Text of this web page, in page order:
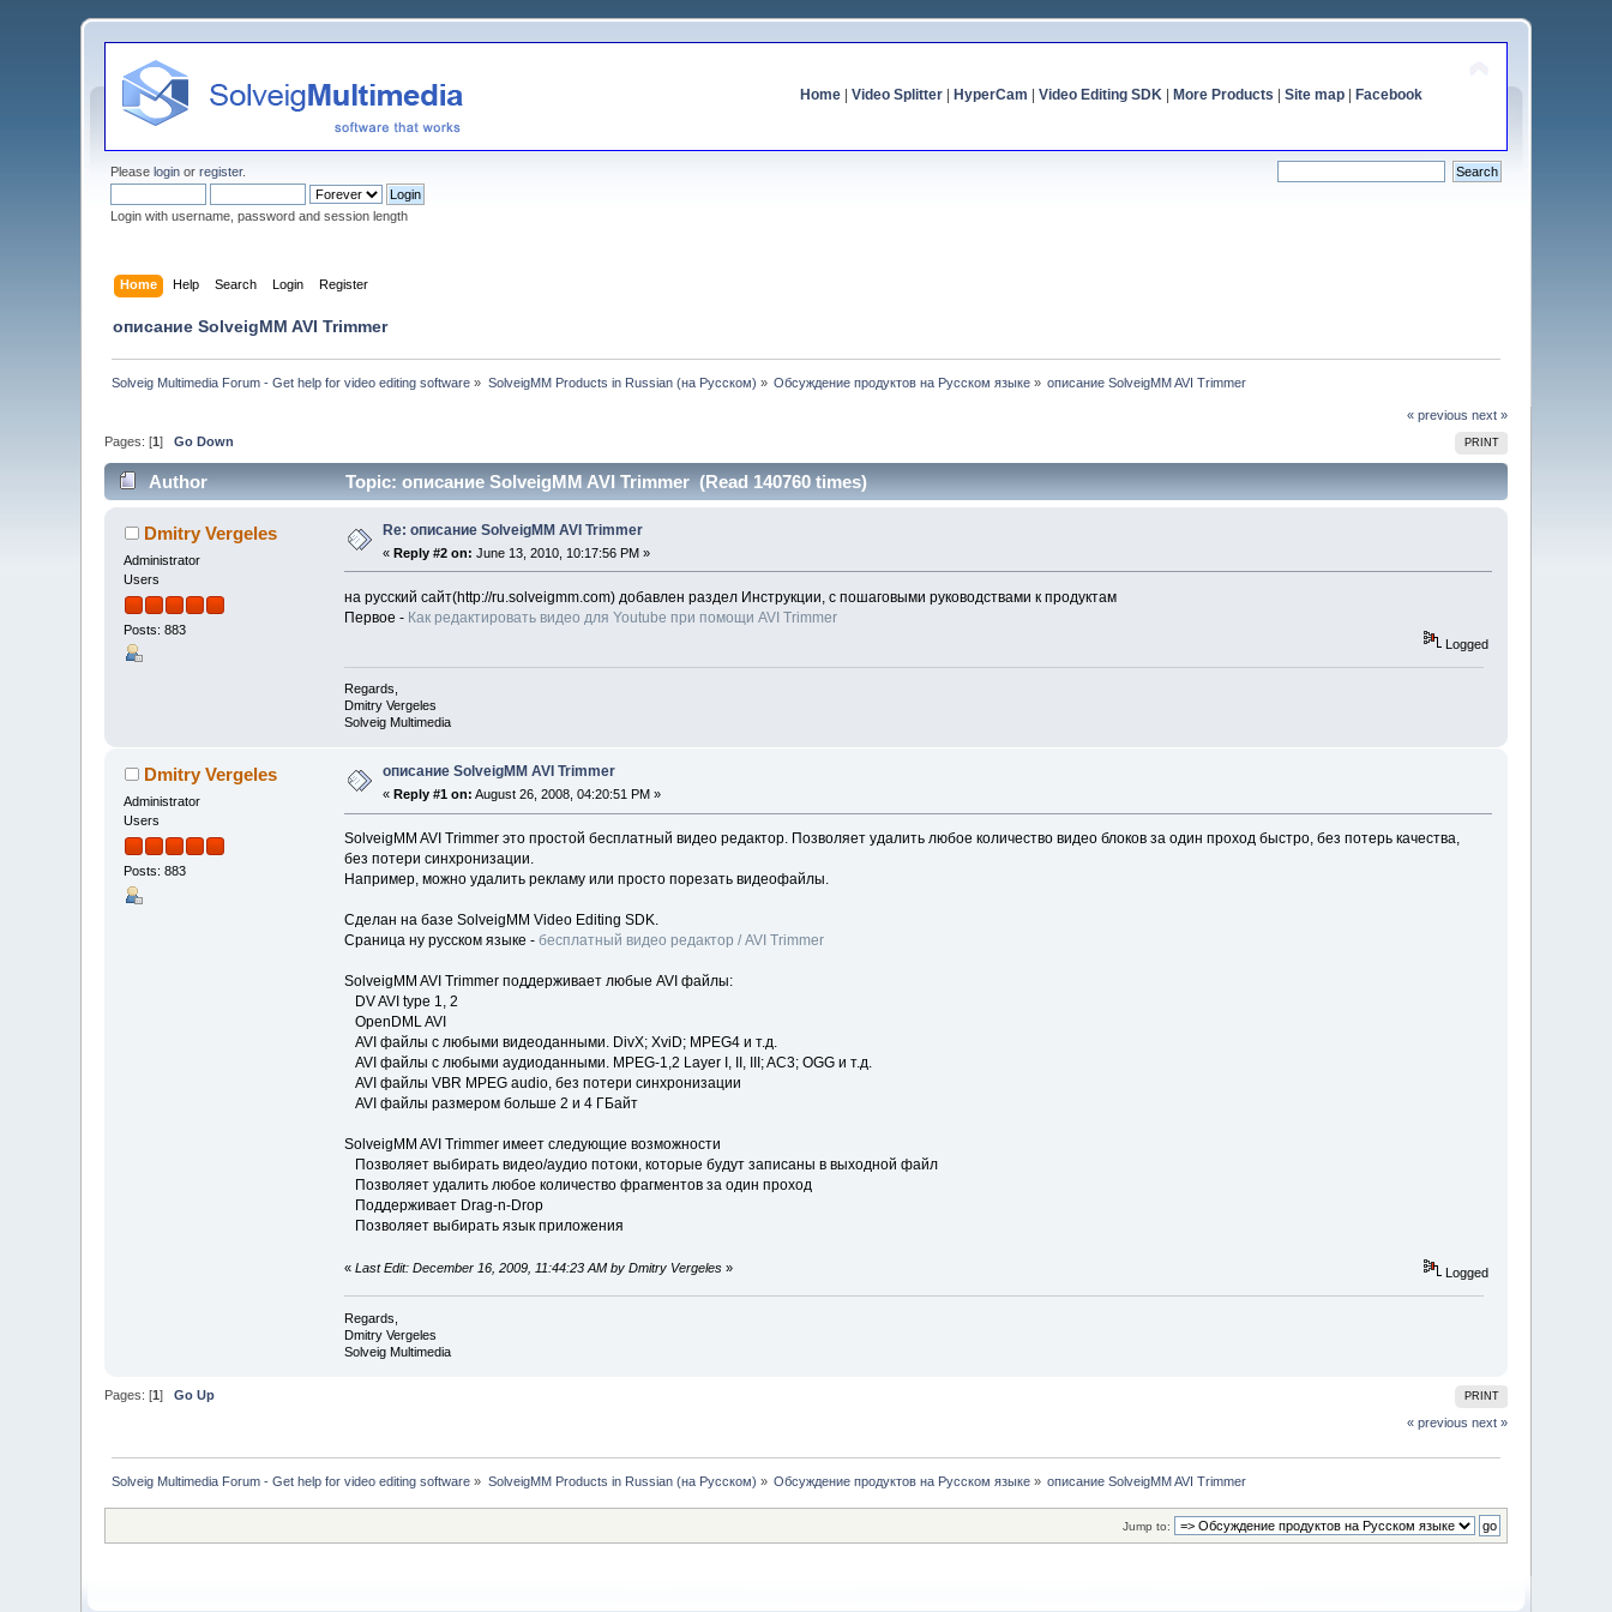
Home| Video Splitter| HyperCam Video Editing SDK| More Products Site map| Facebook
Pleaselogin orregister.
Login with username, password and session length
Home Help Search Login Register
описание SolveigMM AVI Trimmer
Solveig Multimedia Forum - Get help for video editing software » SolveigMM Products in Russian (на Русском) » Обсуждение продуктов на Русском языке » описание SolveigMM AVI Trimmer
« previous next »
PRINT
Pages: [1]Go Down
Author Topic: описание SolveigMM AVI Trimmer (Read 140760 times)
Dmitry Vergeles
Administrator
Users
Posts: 883
Re: описание SolveigMM AVI Trimmer
«Reply #2 on: June 13, 2010, 10:17:56 PM »
на русский сайт(http://ru.solveigmm.com) добавлен раздел Инструкции, с пошаговыми руководствами к продуктам
Первое - Как редактировать видео для Youtube при помощи AVI Trimmer
Logged
Regards,
Dmitry Vergeles
Solveig Multimedia
Dmitry Vergeles
Administrator
Users
Posts: 883
описание SolveigMM AVI Trimmer
« Reply #1 on: August 26, 2008, 04:20:51 PM »
SolveigMM AVI Trimmer это простой бесплатный видео редактор. Позволяет удалить любое количество видео блоков за один проход быстро, без потерь качества,
без потери синхронизации.
Например, можно удалить рекламу или просто порезать видеофайлы.
Сделан на базе SolveigMM Video Editing SDK.
Сраница ну русском языке - бесплатный видео редактор / AVI Trimmer
SolveigMM AVI Trimmer поддерживает любые AVI файлы:
DV AVI type 1, 2
OpenDML AVI
AVI файлы с любыми видеоданными. DivX; XviD; MPEG4 и т.д.
AVI файлы с любыми аудиоданными. MPEG-1,2 Layer I, II, III; AC3; OGG и т.д.
AVI файлы VBR MPEG audio, без потери синхронизации
AVI файлы размером больше 2 и 4 ГБайт
SolveigMM AVI Trimmer имеет следующие возможности
Позволяет выбирать видео/аудио потоки, которые будут записаны в выходной файл
Позволяет удалить любое количество фрагментов за один проход
Поддерживает Drag-n-Drop
Позволяет выбирать язык приложения
« Last Edit: December 16, 2009, 11:44:23 AM by Dmitry Vergeles» Logged
Regards,
Dmitry Vergeles
Solveig Multimedia
PRINT
Pages: [1]Go Up
« previous next »
Solveig Multimedia Forum - Get help for video editing software » SolveigMM Products in Russian (на Русском) » Обсуждение продуктов на Русском языке » описание SolveigMM AVI Trimmer
Jump to: